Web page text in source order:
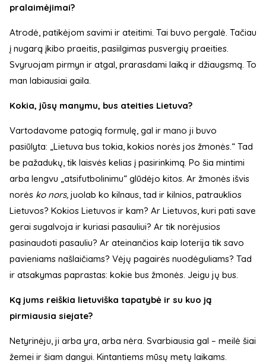
pralaimėjimai?
Atrodė, patikėjom savimi ir ateitimi. Tai buvo pergalė. Tačiau
į nugarą įkibo praeitis, pasiilgimas pusvergių praeities.
Svyruojam pirmyn ir atgal, prarasdami laiką ir džiaugsmą. To
man labiausiai gaila.
Kokia, jūsų manymu, bus ateities Lietuva?
Vartodavome patogią formulę, gal ir mano ji buvo
pasiūlyta: „Lietuva bus tokia, kokios norės jos žmonės.“ Tad
be pažadukų, tik laisvės kelias į pasirinkimą. Po šia mintimi
arba lengvu „atsifutbolinimu“ glūdėjo kitos. Ar žmonės išvis
norės ko nors, juolab ko kilnaus, tad ir kilnios, patrauklios
Lietuvos? Kokios Lietuvos ir kam? Ar Lietuvos, kuri pati save
gerai sugalvoja ir kuriasi pasauliui? Ar tik norėjusios
pasinaudoti pasauliu? Ar ateinančios kaip loterija tik savo
pavieniams našlaičiams? Vėjų pagairės nuodėguliams? Tad
ir atsakymas paprastas: kokie bus žmonės. Jeigu jų bus.
Ką jums reiškia lietuviška tapatybė ir su kuo ją
pirmiausia siejate?
Netyrinėju, ji arba yra, arba nėra. Svarbiausia gal – meilė šiai
žemei ir šiam dangui. Kintantiems mūsų metų laikams.